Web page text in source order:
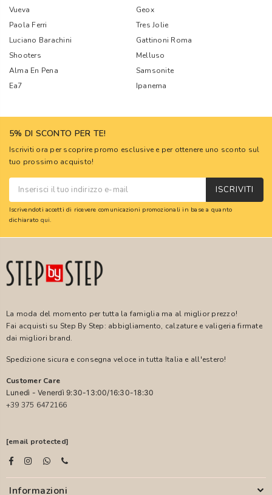
Vueva
Geox
Paola Ferri
Tres Jolie
Luciano Barachini
Gattinoni Roma
Shooters
Melluso
Alma En Pena
Samsonite
Ea7
Ipanema
5% DI SCONTO PER TE!
Iscriviti ora per scoprire promo esclusive e per ottenere uno sconto sul
tuo prossimo acquisto!
ISCRIVITI
Iscrivendoti accetti di ricevere comunicazioni promozionali in base a quanto
dichiarato qui.
La moda del momento per tutta la famiglia ma al miglior prezzo!
Fai acquisti su Step By Step: abbigliamento, calzature e valigeria firmate
dai migliori brand.
Spedizione sicura e consegna veloce in tutta Italia e all'estero!
Customer Care
Lunedì - Venerdì 9:30-13:00/16:30-18:30
+39 375 6472166
[email protected]
Informazioni